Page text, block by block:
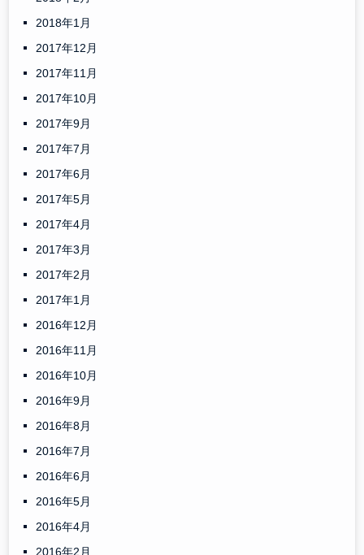
2018年1月
2017年12月
2017年11月
2017年10月
2017年9月
2017年7月
2017年6月
2017年5月
2017年4月
2017年3月
2017年2月
2017年1月
2016年12月
2016年11月
2016年10月
2016年9月
2016年8月
2016年7月
2016年6月
2016年5月
2016年4月
2016年2月